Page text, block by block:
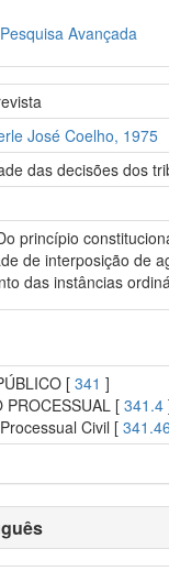
Pesquisa Avançada
José Coelho, 1975
das decisões dos
princípio
de interposição de
das instâncias
[341 ]
PROCESSUAL [341.4
Civil [341.46